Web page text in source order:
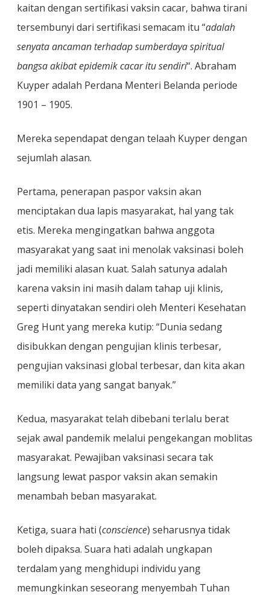
kaitan dengan sertifikasi vaksin cacar, bahwa tirani
tersembunyi dari sertifikasi semacam itu “adalah
senyata ancaman terhadap sumberdaya spiritual
bangsa akibat epidemik cacar itu sendiri“. Abraham
Kuyper adalah Perdana Menteri Belanda periode
1901 – 1905.
Mereka sependapat dengan telaah Kuyper dengan
sejumlah alasan.
Pertama, penerapan paspor vaksin akan
menciptakan dua lapis masyarakat, hal yang tak
etis. Mereka mengingatkan bahwa anggota
masyarakat yang saat ini menolak vaksinasi boleh
jadi memiliki alasan kuat. Salah satunya adalah
karena vaksin ini masih dalam tahap uji klinis,
seperti dinyatakan sendiri oleh Menteri Kesehatan
Greg Hunt yang mereka kutip: “Dunia sedang
disibukkan dengan pengujian klinis terbesar,
pengujian vaksinasi global terbesar, dan kita akan
memiliki data yang sangat banyak.”
Kedua, masyarakat telah dibebani terlalu berat
sejak awal pandemik melalui pengekangan moblitas
masyarakat. Pewajiban vaksinasi secara tak
langsung lewat paspor vaksin akan semakin
menambah beban masyarakat.
Ketiga, suara hati (conscience) seharusnya tidak
boleh dipaksa. Suara hati adalah ungkapan
terdalam yang menghidupi individu yang
memungkinkan seseorang menyembah Tuhan